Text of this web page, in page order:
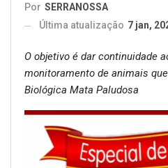
Por SERRANOSSA
Última atualização 7 jan,
O objetivo é dar continuidade
monitoramento de animais
Biológica Mata Paludosa